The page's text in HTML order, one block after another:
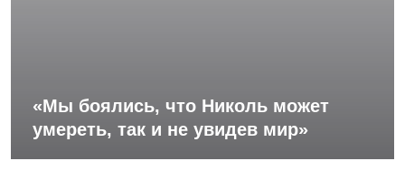
«Мы боялись, что Николь может
умереть, так и не увидев мир»